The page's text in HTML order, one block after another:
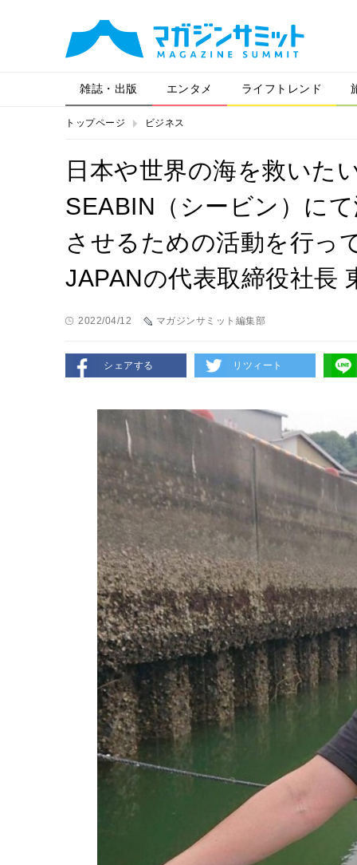
雑誌・出版 エンタメ ライフトレンド
トップページ ビジネス
日本や世界の海を救いた
SEABIN（シービン）に
させるための活動を行っ
JAPANの代表取締役社長
2022/04/12 マガジンサミット編集部
シェアする リツィート